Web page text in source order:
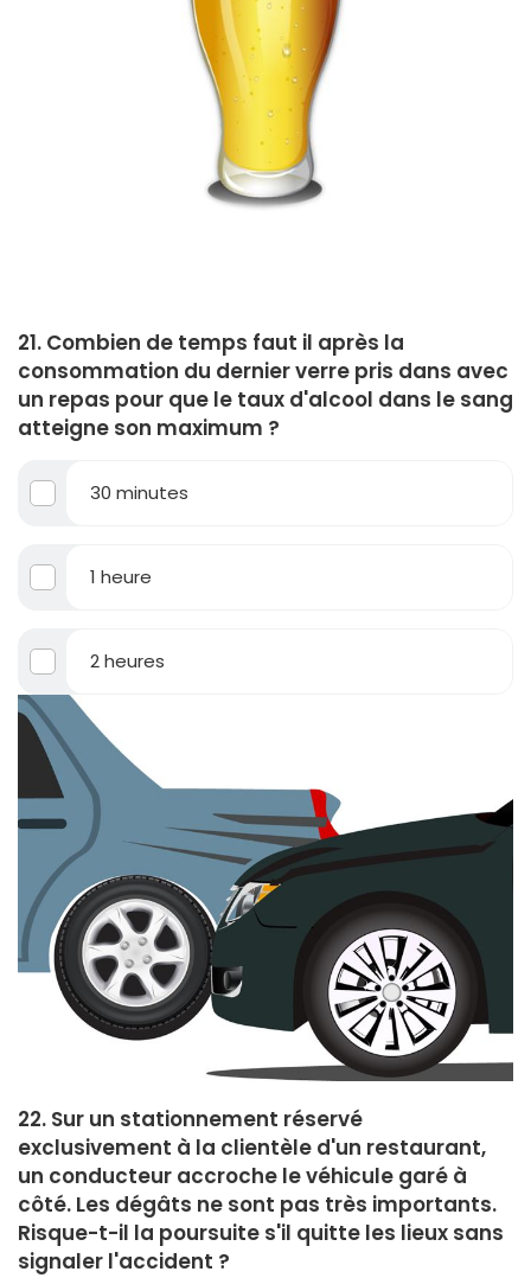
21. Combien de temps faut il après la
consommation du dernier verre pris dans avec
un repas pour que le taux d'alcool dans le sang
atteigne son maximum ?
30 minutes
1 heure
2 heures
22. Sur un stationnement réservé
exclusivement à la clientèle d'un restaurant,
un conducteur accroche le véhicule garé à
côté. Les dégâts ne sont pas très importants.
Risque-t-il la poursuite s'il quitte les lieux sans
signaler l'accident ?